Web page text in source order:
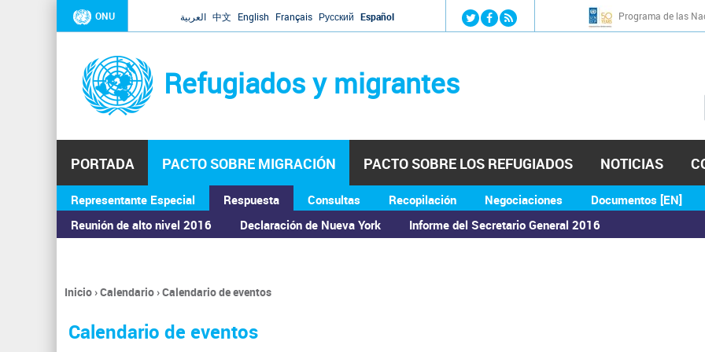
Jump to navigation
ONU العربية 中文 English Français Русский Español Programa de las
Refugiados y migrantes
PORTADA PACTO SOBRE MIGRACIÓN
Representante Especial
Respuesta
Reunión de alto nivel 2016
Declaración de Nueva York Informe del Secretario General 2016
Consultas Recopilación Negociaciones Documentos [EN]
PACTO SOBRE LOS REFUGIADOS NOTICIAS
ASAMBLEA GENERAL
Se
encuentra
usted
Inicio›Calendario›Calendario de eventos
Calendario de eventos